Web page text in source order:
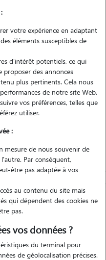
sans engagement
votre expérience en adaptant
éléments susceptibles de
d'intérêt potentiels, ce qui
proposer des annonces
plus pertinents. Cela nous
de notre site Web.
vos préférences, telles que
utiliser.
:
mesure de nous souvenir de
Par conséquent,
être pas adaptée à vos
au contenu du site mais
qui dépendent des cookies ne
pas.
vos données ?
du terminal pour
de géolocalisation précises.